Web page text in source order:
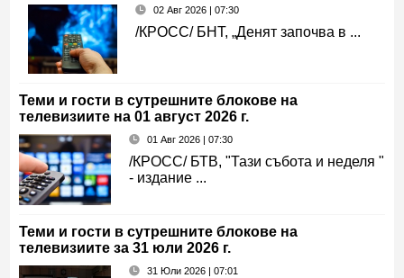
02 Авг 2026 | 07:30
/КРОСС/ БНТ, „Денят започва в ...
Теми и гости в сутрешните блокове на
телевизиите на 01 август 2026 г.
01 Авг 2026 | 07:30
/КРОСС/ БТВ, "Тази събота и неделя "
- издание ...
Теми и гости в сутрешните блокове на
телевизиите за 31 юли 2026 г.
31 Юли 2026 | 07:01